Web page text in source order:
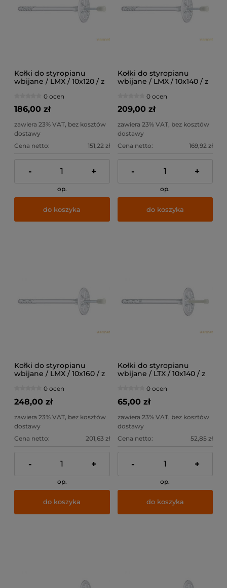
Kołki do styropianu
wbijane / LMX / 10x120 / z
krótką strefą rozpierania /
200szt
0 ocen
186,00 zł
zawiera 23% VAT, bez kosztów
dostawy
Cena netto:
151,22 zł
- +
op.
do koszyka
Kołki do styropianu
wbijane / LMX / 10x140 / z
krótką strefą rozpierania /
200szt
0 ocen
209,00 zł
zawiera 23% VAT, bez kosztów
dostawy
Cena netto:
169,92 zł
- +
op.
do koszyka
Kołki do styropianu
wbijane / LMX / 10x160 / z
krótką strefą rozpierania /
200szt
0 ocen
248,00 zł
zawiera 23% VAT, bez kosztów
dostawy
Cena netto:
201,63 zł
- +
op.
do koszyka
Kołki do styropianu
wbijane / LTX / 10x140 / z
tworzywowym z krótką
strefą rozpierania / 200szt
0 ocen
65,00 zł
zawiera 23% VAT, bez kosztów
dostawy
Cena netto:
52,85 zł
- +
op.
do koszyka